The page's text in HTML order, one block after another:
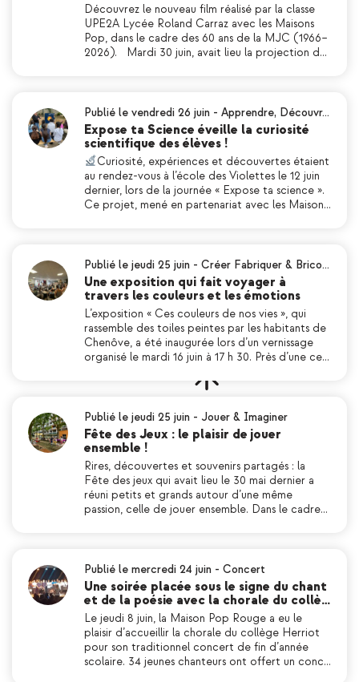
Découvrez le nouveau film réalisé par la classe
UPE2A Lycée Roland Carraz avec les Maisons
Pop, dans le cadre des 60 ans de la MJC (1966–
2026). Mardi 30 juin, avait lieu la projection d…
Publié le vendredi 26 juin - Apprendre, Découvr…
Expose ta Science éveille la curiosité
scientifique des élèves !
Curiosité, expériences et découvertes étaient
au rendez-vous à l’école des Violettes le 12 juin
dernier, lors de la journée « Expose ta science ».
Ce projet, mené en partenariat avec les Maison…
Publié le jeudi 25 juin - Créer Fabriquer & Brico…
Une exposition qui fait voyager à
travers les couleurs et les émotions
L’exposition « Ces couleurs de nos vies », qui
rassemble des toiles peintes par les habitants de
Chenôve, a été inaugurée lors d’un vernissage
organisé le mardi 16 juin à 17 h 30. Près d’une ce…
Publié le jeudi 25 juin - Jouer & Imaginer
Fête des Jeux : le plaisir de jouer
ensemble !
Rires, découvertes et souvenirs partagés : la
Fête des jeux qui avait lieu le 30 mai dernier a
réuni petits et grands autour d’une même
passion, celle de jouer ensemble. Dans le cadre…
Publié le mercredi 24 juin - Concert
Une soirée placée sous le signe du chant
et de la poésie avec la chorale du collè…
Le jeudi 8 juin, la Maison Pop Rouge a eu le
plaisir d’accueillir la chorale du collège Herriot
pour son traditionnel concert de fin d’année
scolaire. 34 jeunes chanteurs ont offert un conc…